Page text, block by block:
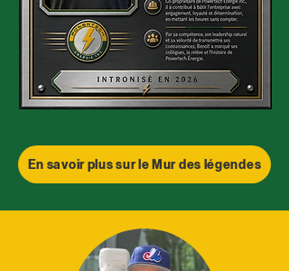
En savoir plus sur le Mur des légendes